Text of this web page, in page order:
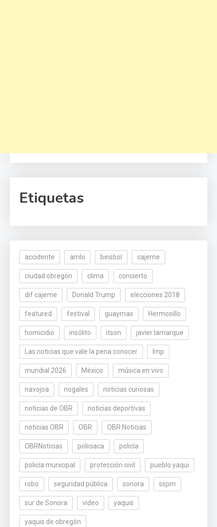
Etiquetas
accidente amlo beisbol cajeme
ciudad obregón clima concierto
dif cajeme Donald Trump elecciones 2018
featured festival guaymas Hermosillo
homicidio insólito itson javier lamarque
Las noticias que vale la pena conocer lmp
mundial 2026 México música en vivo
navojoa nogales noticias curiosas
noticias de OBR noticias deportivas
noticias OBR OBR OBR Noticias
OBRNoticias policiaca policía
policía municipal protección civil pueblo yaqui
robo seguridad pública sonora sspm
sur de Sonora video yaquis
yaquis de obregón